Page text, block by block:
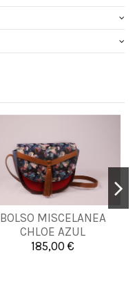
BOLSO MISCELANEA
CHLOE AZUL
185,00 €
UNICA
Añadir al carrito